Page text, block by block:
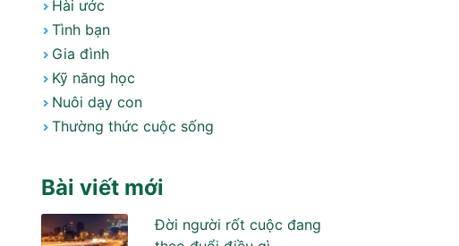
Hài ước
Tình bạn
Gia đình
Kỹ năng học
Nuôi dạy con
Thường thức cuộc sống
Bài viết mới
Đời người rốt cuộc đang